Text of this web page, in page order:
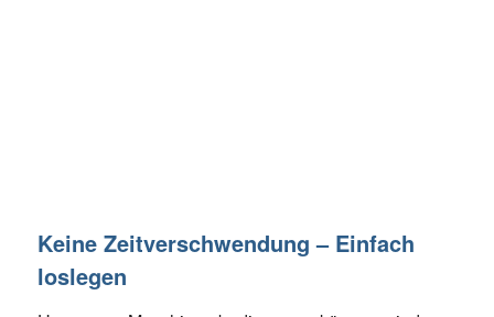
Keine Zeitverschwendung – Einfach
loslegen